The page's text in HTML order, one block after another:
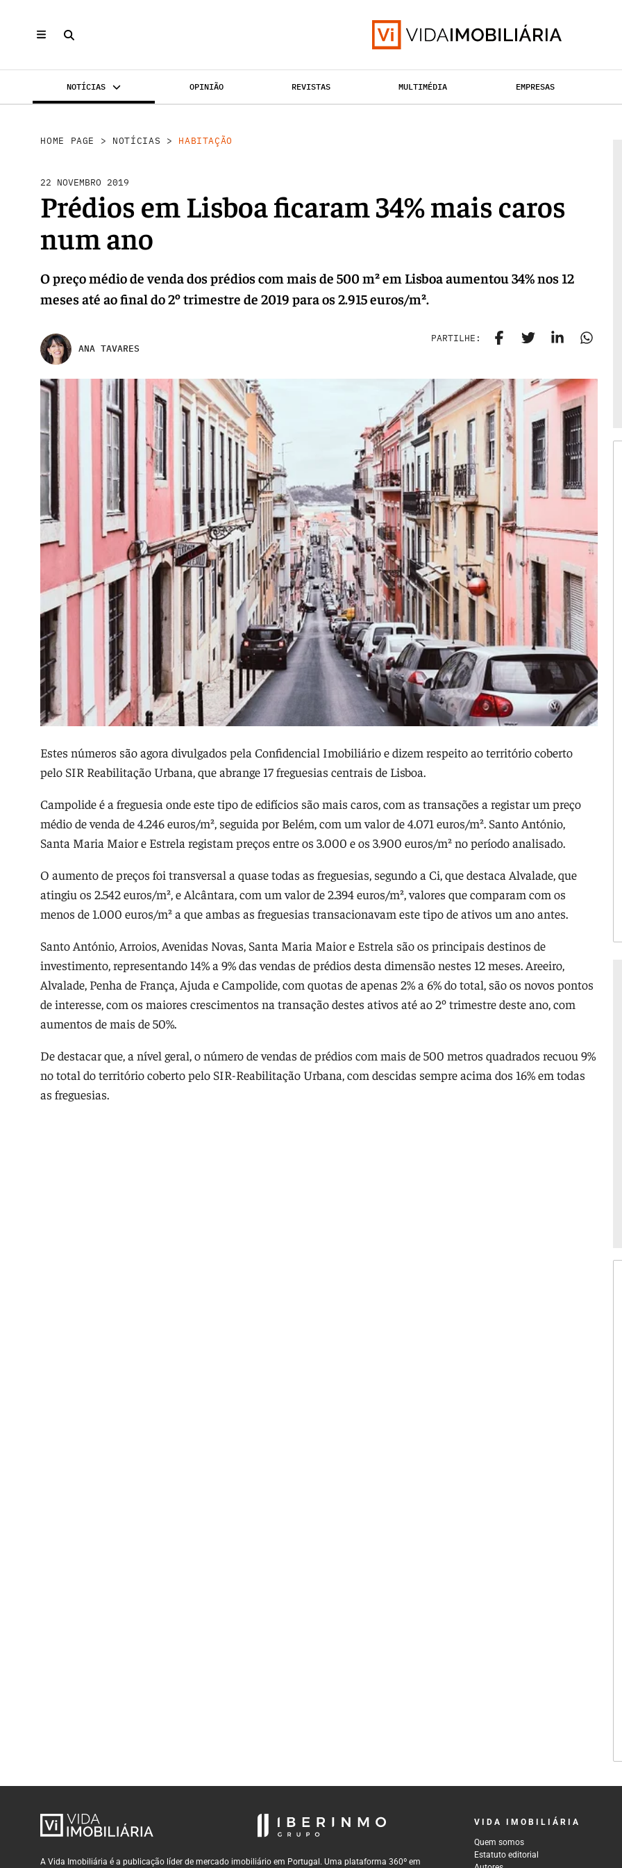
NOTÍCIAS OPINIÃO REVISTAS MULTIMÉDIA EMPRESAS
HOME PAGE > NOTÍCIAS > HABITAÇÃO
22 NOVEMBRO 2019
Prédios em Lisboa ficaram 34% mais caros
num ano
O preço médio de venda dos prédios com mais de 500 m² em Lisboa aumentou 34% nos 12
meses até ao final do 2º trimestre de 2019 para os 2.915 euros/m².
ANA TAVARES
PARTILHE:
Estes números são agora divulgados pela Confidencial Imobiliário e dizem respeito ao território coberto
pelo SIR Reabilitação Urbana, que abrange 17 freguesias centrais de Lisboa.
Campolide é a freguesia onde este tipo de edifícios são mais caros, com as transações a registar um preço
médio de venda de 4.246 euros/m², seguida por Belém, com um valor de 4.071 euros/m². Santo António,
Santa Maria Maior e Estrela registam preços entre os 3.000 e os 3.900 euros/m² no período analisado.
O aumento de preços foi transversal a quase todas as freguesias, segundo a Ci, que destaca Alvalade, que
atingiu os 2.542 euros/m², e Alcântara, com um valor de 2.394 euros/m², valores que comparam com os
menos de 1.000 euros/m² a que ambas as freguesias transacionavam este tipo de ativos um ano antes.
Santo António, Arroios, Avenidas Novas, Santa Maria Maior e Estrela são os principais destinos de
investimento, representando 14% a 9% das vendas de prédios desta dimensão nestes 12 meses. Areeiro,
Alvalade, Penha de França, Ajuda e Campolide, com quotas de apenas 2% a 6% do total, são os novos pontos
de interesse, com os maiores crescimentos na transação destes ativos até ao 2º trimestre deste ano, com
aumentos de mais de 50%.
De destacar que, a nível geral, o número de vendas de prédios com mais de 500 metros quadrados recuou 9%
no total do território coberto pelo SIR-Reabilitação Urbana, com descidas sempre acima dos 16% em todas
as freguesias.
A Vida Imobiliária é a publicação líder de mercado imobiliário em Portugal. Uma plataforma 360º em
VIDA IMOBILIÁRIA
Quem somos
Estatuto editorial